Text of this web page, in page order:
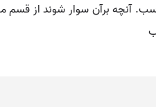
آنچه برآن سوار شوند از قسم